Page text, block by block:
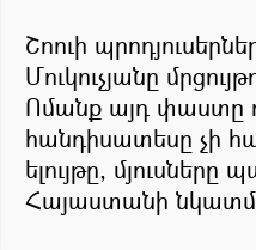
Շոուի
Մուկուչյանը
Ոմանք այդ փաստը
հանդիսատեսը չի
ելույթը, մյուսները
Հայաստանի